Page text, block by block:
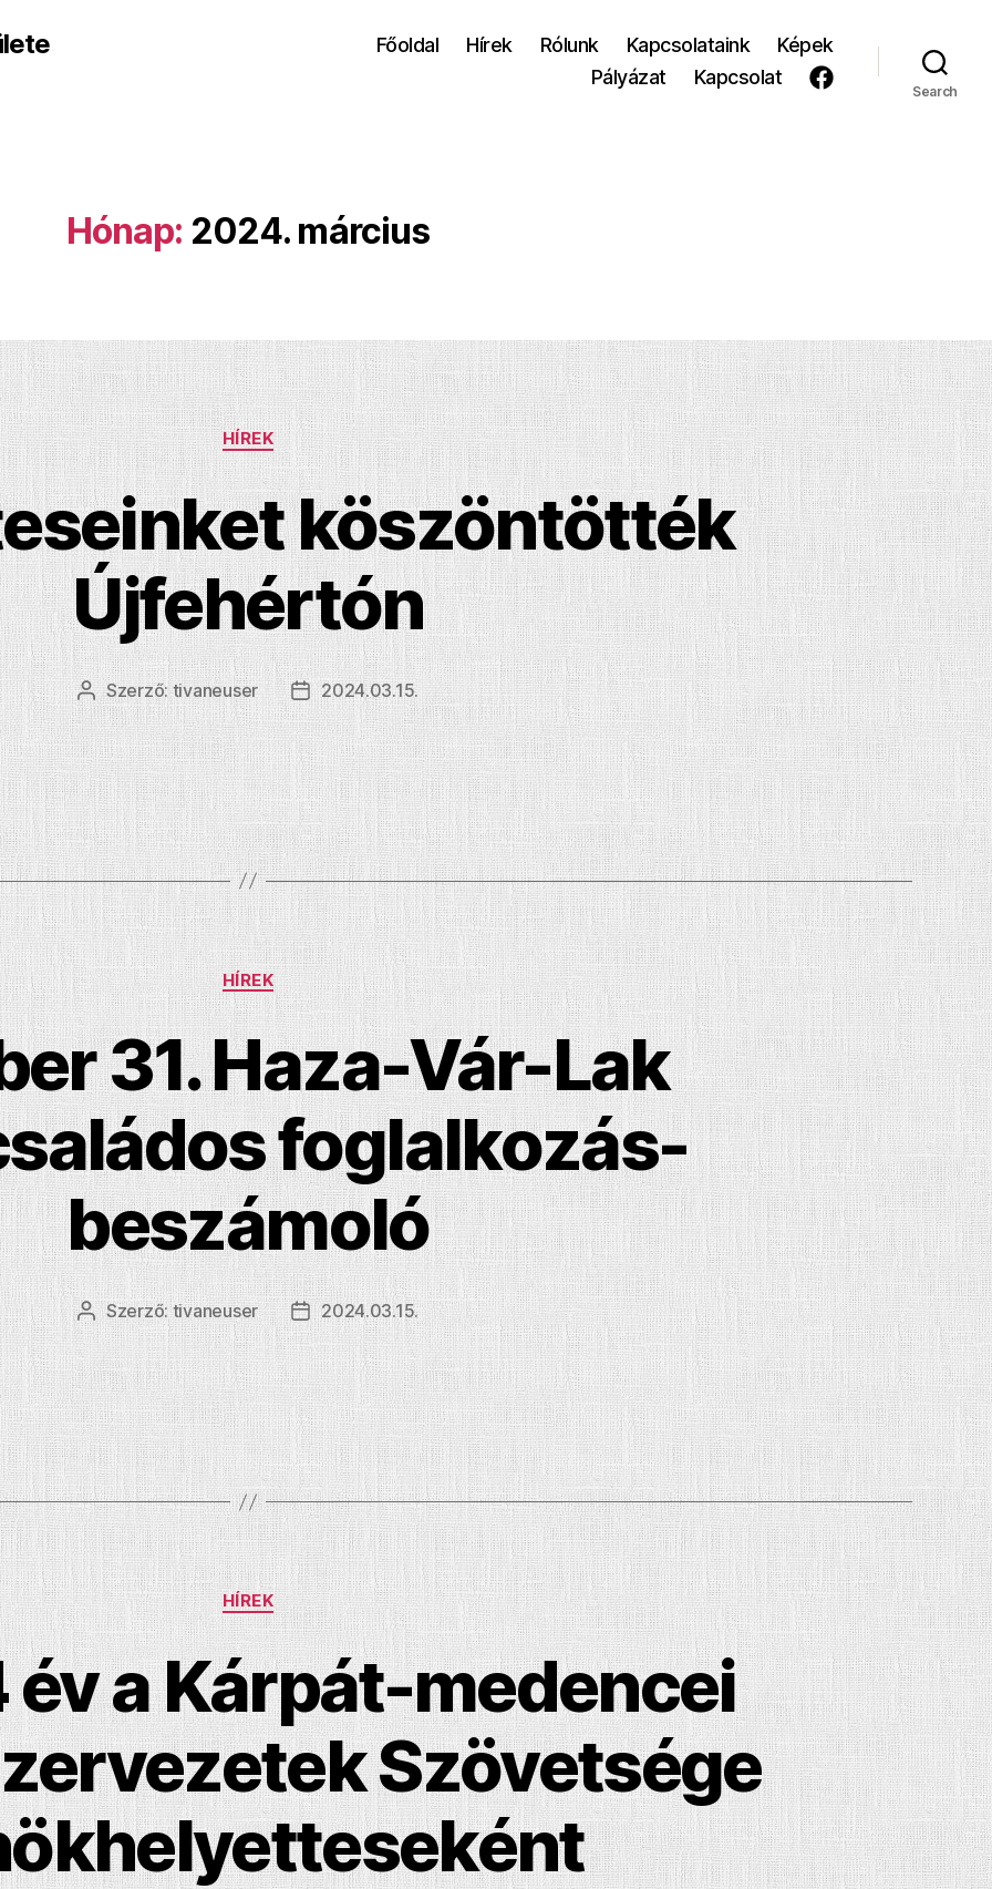
Főoldal Hírek Rólunk Kapcsolataink
Képek
Pályázat
Kapcsolat
Search
Hónap: 2024. március
Kategóriák
HÍREK
köszöntötték
Újfehértón
Bejegyzés
szerzője
Szerző:tivaneuser
Bejegyzés
dátuma
2024.03.15.
Kategóriák
HÍREK
31. Haza-Vár-Lak
foglalkozás-
beszámoló
Bejegyzés
szerzője
Szerző:tivaneuser
Bejegyzés
dátuma
2024.03.15.
Kategóriák
HÍREK
év a Kárpát-medencei
Szövetsége